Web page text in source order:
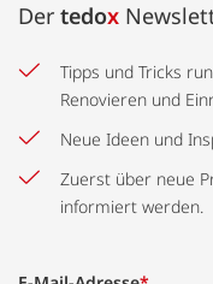
Der tedox
Tipps und Tricks
Renovieren und
Neue Ideen und
Zuerst über neue
informiert werden.